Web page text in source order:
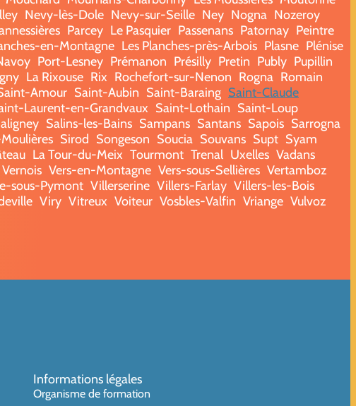
Nevy-lès-Dole Nevy-sur-Seille Ney Nogna Nozeroy
Parcey Le Pasquier Passenans Patornay Peintre
en-Montagne Les Planches-près-Arbois Plasne Plénise
Port-Lesney Prémanon Présilly Pretin Publy Pupillin
La Rixouse Rix Rochefort-sur-Nenon Rogna Romain
Amour Saint-Aubin Saint-Baraing Saint-Claude
Laurent-en-Grandvaux Saint-Lothain Saint-Loup
Salins-les-Bains Sampans Santans Sapois Sarrogna
Sirod Songeson Soucia Souvans Supt Syam
La Tour-du-Meix Tourmont Trenal Uxelles Vadans
Vernois Vers-en-Montagne Vers-sous-Sellières Vertamboz
sous-Pymont Villerserine Villers-Farlay Villers-les-Bois
Viry Vitreux Voiteur Vosbles-Valfin Vriange Vulvoz
Informations légales
Organisme de formation